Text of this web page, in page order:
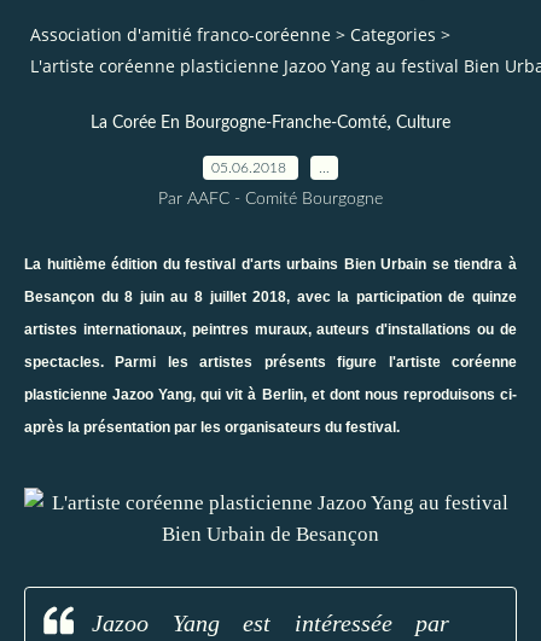
Association d'amitié franco-coréenne > Categories >
L'artiste coréenne plasticienne Jazoo Yang au festival Bien
La Corée En Bourgogne-Franche-Comté, Culture
05.06.2018
Par AAFC - Comité Bourgogne
La huitième édition du festival d'arts urbains Bien Urbain se tiendra à
Besançon du 8 juin au 8 juillet 2018, avec la participation de quinze
artistes internationaux, peintres muraux, auteurs d'installations ou de
spectacles. Parmi les artistes présents figure l'artiste coréenne
plasticienneJazoo Yang, qui vit à Berlin, et dont nous reproduisons ci-
après la présentation par les organisateurs du festival.
Jazoo Yang est intéressée par